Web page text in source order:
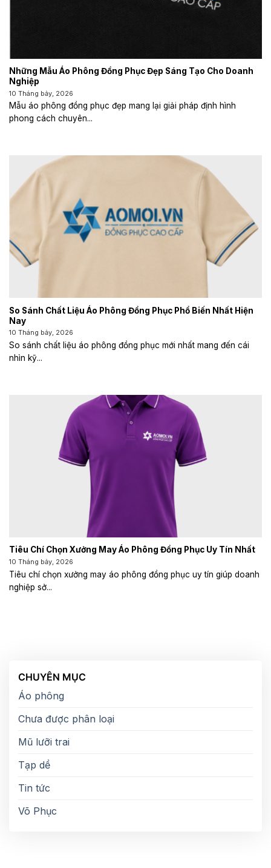
Những Mẫu Áo Phông Đồng Phục Đẹp Sáng Tạo Cho Doanh
Nghiệp
10 Tháng bảy, 2026
Mẫu áo phông đồng phục đẹp mang lại giải pháp định hình
phong cách chuyên...
So Sánh Chất Liệu Áo Phông Đồng Phục Phổ Biến Nhất Hiện
Nay
10 Tháng bảy, 2026
So sánh chất liệu áo phông đồng phục mới nhất mang đến cái
nhìn kỹ...
Tiêu Chí Chọn Xưởng May Áo Phông Đồng Phục Uy Tín Nhất
10 Tháng bảy, 2026
Tiêu chí chọn xưởng may áo phông đồng phục uy tín giúp doanh
nghiệp sở...
CHUYÊN MỤC
Áo phông
Chưa được phân loại
Mũ lưỡi trai
Tạp dề
Tin tức
Võ Phục